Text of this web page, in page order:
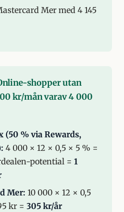
Mer med 4 145
shopper utan
kr/mån varav 4 000
(50 % via Rewards,
4 000 × 12 × 0,5 × 5 % =
potential = 1
Mer: 10 000 × 12 × 0,5
kr = 305 kr/år